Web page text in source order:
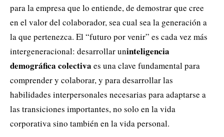
para la empresa que lo entiende, de demostrar que cree
en el valor del colaborador, sea cual sea la generación a
la que pertenezca. El “futuro por venir” es cada vez más
intergeneracional: desarrollar uninteligencia
demográfica colectiva es una clave fundamental para
comprender y colaborar, y para desarrollar las
habilidades interpersonales necesarias para adaptarse a
las transiciones importantes, no solo en la vida
corporativa sino también en la vida personal.